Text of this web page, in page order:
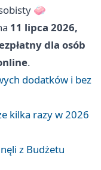
🧼
11 lipca 2026,
dla osób
.
dodatków i bez
kilka razy w 2026
z Budżetu